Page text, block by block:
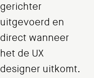
gerichter
uitgevoerd en
direct wanneer
het de UX
designer uitkomt.